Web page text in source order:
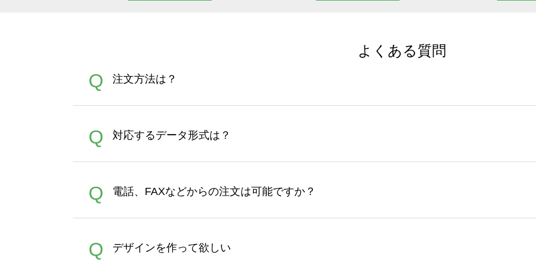
よくある質問
Q 注文方法は？
A
す。 30枚以上やシルク印刷など、大口注文の場合は、サポートが担当する
さい。製作する数量が多ければ多いほど、オンデマンドサービスよりも低価格で製作するこ
Q 対応するデータ形式は？
A
ズは、20MBです。デジカメやスマホで撮影した写真などもアップロード可能です。使用で
Illustratorからの直接入稿には対応していません。AIで保存し、デザインツールからアップロ
Q 電話、FAXなどからの注文は可能ですか？
A
バッグコンシェルやタンブラーコンシェル
Q デザインを作って欲しい